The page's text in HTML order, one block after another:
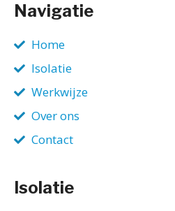
Navigatie
Home
Isolatie
Werkwijze
Over ons
Contact
Isolatie